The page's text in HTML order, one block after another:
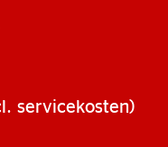
servicekosten)